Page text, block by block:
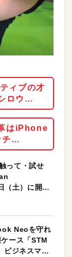
ィブの才
ロウ…
はiPhone
チ…
って・試せ
（土）に開催
Neoを守れ
ース「STM
ビジネスマン